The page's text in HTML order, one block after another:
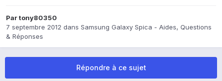
Partony80350
7 septembre 2012 dans Samsung Galaxy Spica - Aides, Questions
& Réponses
Répondre à ce sujet